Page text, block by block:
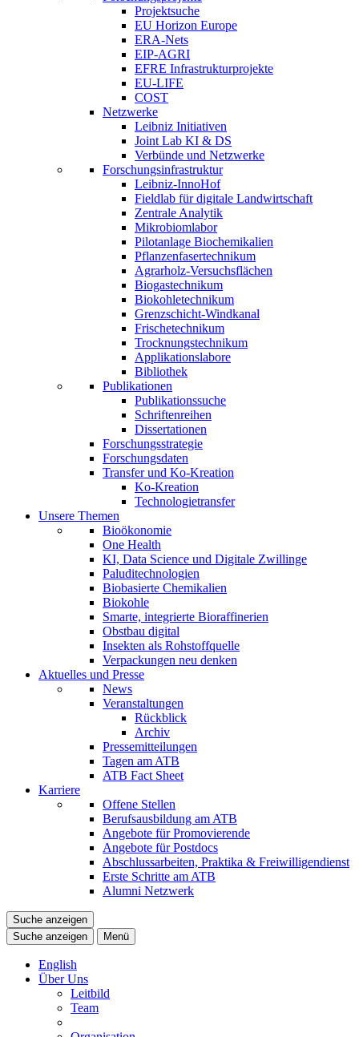
Projektsuche
EU Horizon Europe
ERA-Nets
EIP-AGRI
EFRE Infrastrukturprojekte
EU-LIFE
COST
Netzwerke
Leibniz Initiativen
Joint Lab KI & DS
Verbünde und Netzwerke
Forschungsinfrastruktur
Leibniz-InnoHof
Fieldlab für digitale Landwirtschaft
Zentrale Analytik
Mikrobiomlabor
Pilotanlage Biochemikalien
Pflanzenfasertechnikum
Agrarholz-Versuchsflächen
Biogastechnikum
Biokohletechnikum
Grenzschicht-Windkanal
Frischetechnikum
Trocknungstechnikum
Applikationslabore
Bibliothek
Publikationen
Publikationssuche
Schriftenreihen
Dissertationen
Forschungsstrategie
Forschungsdaten
Transfer und Ko-Kreation
Ko-Kreation
Technologietransfer
Unsere Themen
Bioökonomie
One Health
KI, Data Science und Digitale Zwillinge
Paluditechnologien
Biobasierte Chemikalien
Biokohle
Smarte, integrierte Bioraffinerien
Obstbau digital
Insekten als Rohstoffquelle
Verpackungen neu denken
Aktuelles und Presse
News
Veranstaltungen
Rückblick
Archiv
Pressemitteilungen
Tagen am ATB
ATB Fact Sheet
Karriere
Offene Stellen
Berufsausbildung am ATB
Angebote für Promovierende
Angebote für Postdocs
Abschlussarbeiten, Praktika & Freiwilligendienst
Erste Schritte am ATB
Alumni Netzwerk
Suche anzeigen
Suche anzeigen
Menü
English
Über Uns
Leitbild
Team